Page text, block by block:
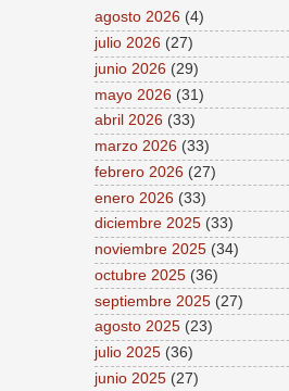
agosto 2026 (4)
julio 2026 (27)
junio 2026 (29)
mayo 2026 (31)
abril 2026 (33)
marzo 2026 (33)
febrero 2026 (27)
enero 2026 (33)
diciembre 2025 (33)
noviembre 2025 (34)
octubre 2025 (36)
septiembre 2025 (27)
agosto 2025 (23)
julio 2025 (36)
junio 2025 (27)